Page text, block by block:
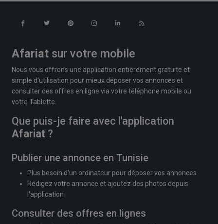
Afariat sur votre mobile
Nous vous offrons une application entièrement gratuite et
simple d'utilisation pour mieux déposer vos annonces et
consulter des offres en ligne via votre téléphone mobile ou
votre Tablette.
Que puis-je faire avec l'application
Afariat ?
Publier une annonce en Tunisie
Plus besoin d'un ordinateur pour déposer vos annonces
Rédigez votre annonce et ajoutez des photos depuis
l'application
Consulter des offres en lignes